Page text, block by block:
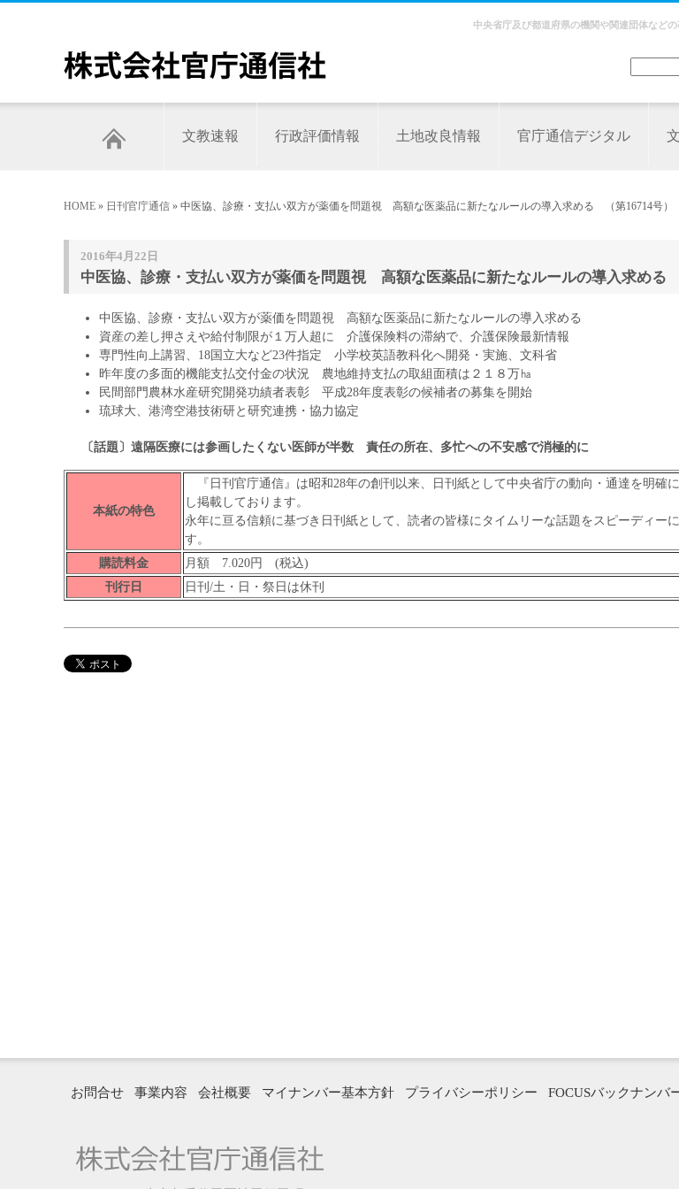
中央省庁及び都道府県の機関や関連団体など
文教速報 行政評価情報 土地改良情報 官庁通信デジタル
HOME » 日刊官庁通信 » 中医協、診療・支払い双方が薬価を問題視 高額な医薬品に新たなルールの導入求める （第16714号）
2016年4月22日
中医協、診療・支払い双方が薬価を問題視 高額な医薬品に新たなルールの導入求める
中医協、診療・支払い双方が薬価を問題視 高額な医薬品に新たなルールの導入求める
資産の差し押さえや給付制限が１万人超に 介護保険料の滞納で、介護保険最新情報
専門性向上講習、18国立大など23件指定 小学校英語教科化へ開発・実施、文科省
昨年度の多面的機能支払交付金の状況 農地維持支払の取組面積は２１８万㏊
民間部門農林水産研究開発功績者表彰 平成28年度表彰の候補者の募集を開始
琉球大、港湾空港技術研と研究連携・協力協定
〔話題〕遠隔医療には参画したくない医師が半数 責任の所在、多忙への不安感で消極的に
本紙の特色
『日刊官庁通信』は昭和28年の創刊以来、日刊紙として中央省庁の動向・通達を明確
し掲載しております。
永年に亘る信頼に基づき日刊紙として、読者の皆様にタイムリーな話題をスピーディー
す。
購読料金
月額 7.020円 (税込)
刊行日
日刊/土・日・祭日は休刊
お問合せ 事業内容 会社概要 マイナンバー基本方針 プライバシーポリシー FOCUSバックナンバ